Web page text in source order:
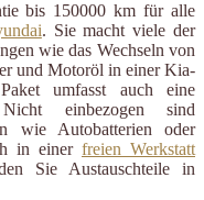
bis 150000 km für alle
. Sie macht viele der
wie das Wechseln von
und Motoröl in einer Kia-
umfasst auch eine
Nicht einbezogen sind
wie Autobatterien oder
in einer freien Werkstatt
Sie Austauschteile in